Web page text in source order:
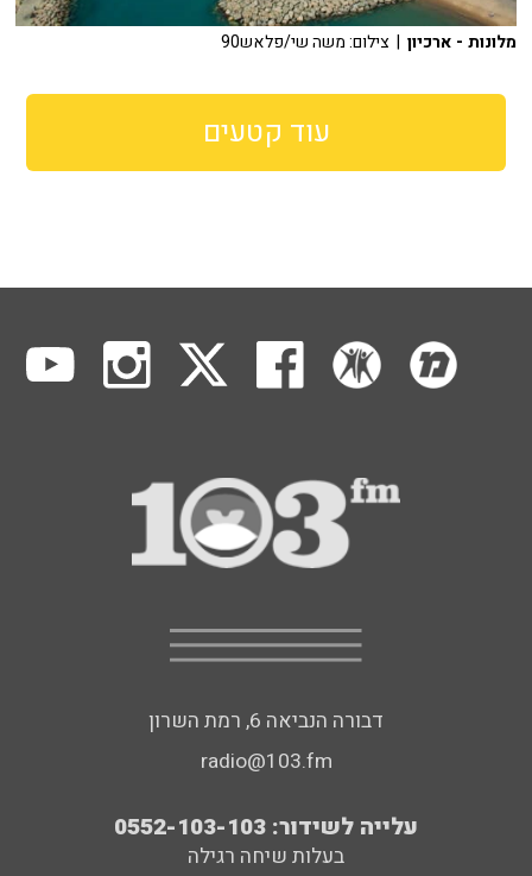
מלונות - ארכיון | צילום: משה שי/פלאש90
עוד קטעים
דבורה הנביאה 6, רמת השרון
radio@103.fm
עלייה לשידור: 0552-103-103
בעלות שיחה רגילה